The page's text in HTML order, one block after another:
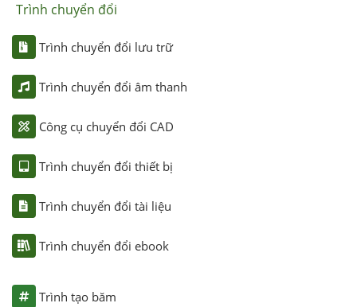
Trình chuyển đổi
Trình chuyển đổi lưu trữ
Trình chuyển đổi âm thanh
Công cụ chuyển đổi CAD
Trình chuyển đổi thiết bị
Trình chuyển đổi tài liệu
Trình chuyển đổi ebook
Trình tạo băm